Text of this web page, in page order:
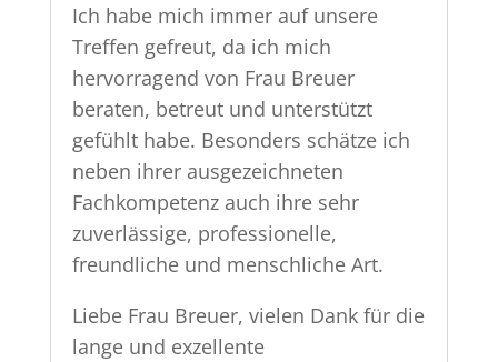
Ich habe mich immer auf unsere
Treffen gefreut, da ich mich
hervorragend von Frau Breuer
beraten, betreut und unterstützt
gefühlt habe. Besonders schätze ich
neben ihrer ausgezeichneten
Fachkompetenz auch ihre sehr
zuverlässige, professionelle,
freundliche und menschliche Art.
Liebe Frau Breuer, vielen Dank für die
lange und exzellente